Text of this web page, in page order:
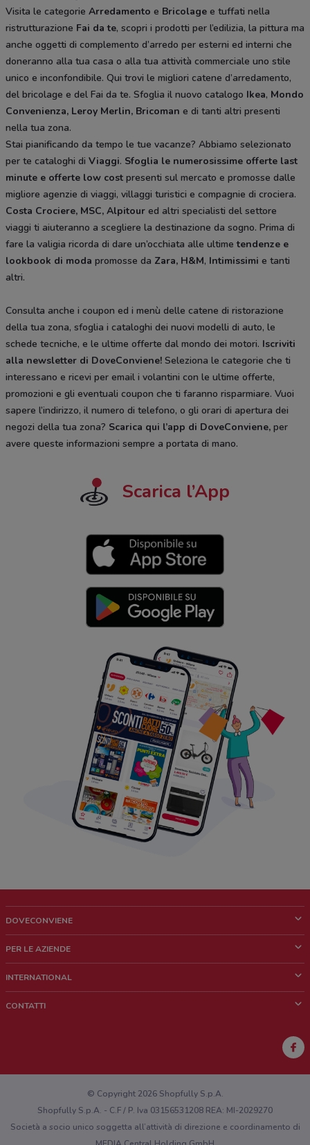
Visita le categorie Arredamento e Bricolage e tuffati nella
ristrutturazione Fai da te, scopri i prodotti per l’edilizia, la pittura ma
anche oggetti di complemento d’arredo per esterni ed interni che
doneranno alla tua casa o alla tua attività commerciale uno stile
unico e inconfondibile. Qui trovi le migliori catene d’arredamento,
del bricolage e del Fai da te. Sfoglia il nuovo catalogo Ikea, Mondo
Convenienza, Leroy Merlin, Bricoman e di tanti altri presenti
nella tua zona.
Stai pianificando da tempo le tue vacanze? Abbiamo selezionato
per te cataloghi di Viaggi. Sfoglia le numerosissime offerte last
minute e offerte low cost presenti sul mercato e promosse dalle
migliore agenzie di viaggi, villaggi turistici e compagnie di crociera.
Costa Crociere, MSC, Alpitour ed altri specialisti del settore
viaggi ti aiuteranno a scegliere la destinazione da sogno. Prima di
fare la valigia ricorda di dare un’occhiata alle ultimetendenze e
lookbook di moda promosse da Zara, H&M, Intimissimi e tanti
altri.
Consulta anche i coupon ed i menù delle catene di ristorazione
della tua zona, sfoglia i cataloghi dei nuovi modelli di auto, le
schede tecniche, e le ultime offerte dal mondo dei motori. Iscriviti
alla newsletter di DoveConviene! Seleziona le categorie che ti
interessano e ricevi per email i volantini con le ultime offerte,
promozioni e gli eventuali coupon che ti faranno risparmiare. Vuoi
sapere l’indirizzo, il numero di telefono, o gli orari di apertura dei
negozi della tua zona? Scarica qui l’app di DoveConviene, per
avere queste informazioni sempre a portata di mano.
Scarica l’App
DOVECONVIENE
Chi siamo
Lavora con noi
PER LE AZIENDE
Richieste commerciali e marketing
INTERNATIONAL
CONTATTI
Hai un malfunzionamento sul web o sull'app?
© Copyright 2026 Shopfully S.p.A.
Shopfully S.p.A. - C.F / P. Iva 03156531208 REA: MI-2029270
Società a socio unico soggetta all’attività di direzione e coordinamento di